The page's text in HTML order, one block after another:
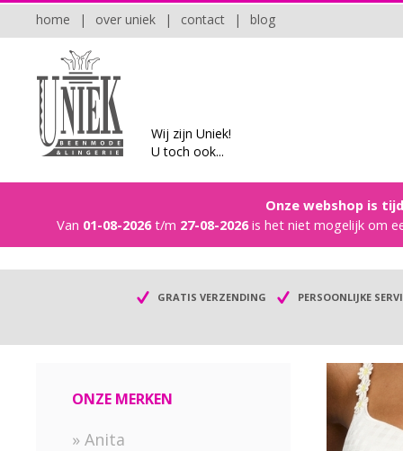
blog
|
contact
|
over uniek
|
home
Wij zijn Uniek!
U toch ook...
Onze webshop is
Van 01-08-2026t/m 27-08-2026is het niet mogelijk om
GRATIS VERZENDING PERSOONLIJKE
ONZE MERKEN
» Anita